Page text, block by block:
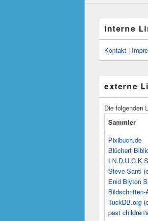
interne
Kontakt |
externe
Die folgenden
Sammler
Pixibuch.de
Blüchert
Steve Santi
Enid Blyton
Bildschriften-
TuckDB.org
past